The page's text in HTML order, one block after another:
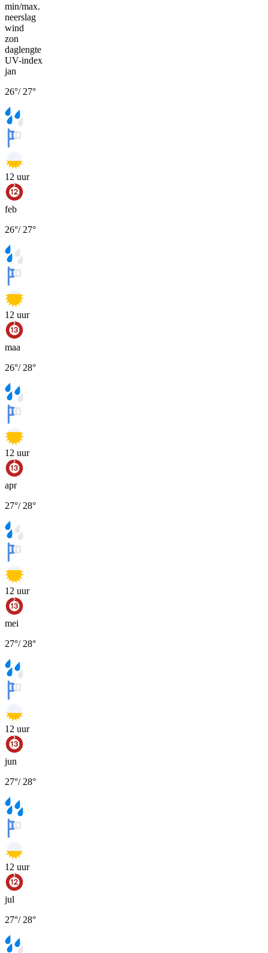
min/max.
neerslag
wind
zon
daglengte
UV-index
jan
26°/ 27°
12 uur
feb
26°/ 27°
12 uur
maa
26°/ 28°
12 uur
apr
27°/ 28°
12 uur
mei
27°/ 28°
12 uur
jun
27°/ 28°
12 uur
jul
27°/ 28°